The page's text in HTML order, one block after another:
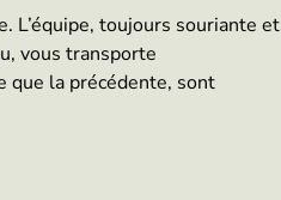
L’équipe, toujours souriante et
vous transporte
que la précédente, sont